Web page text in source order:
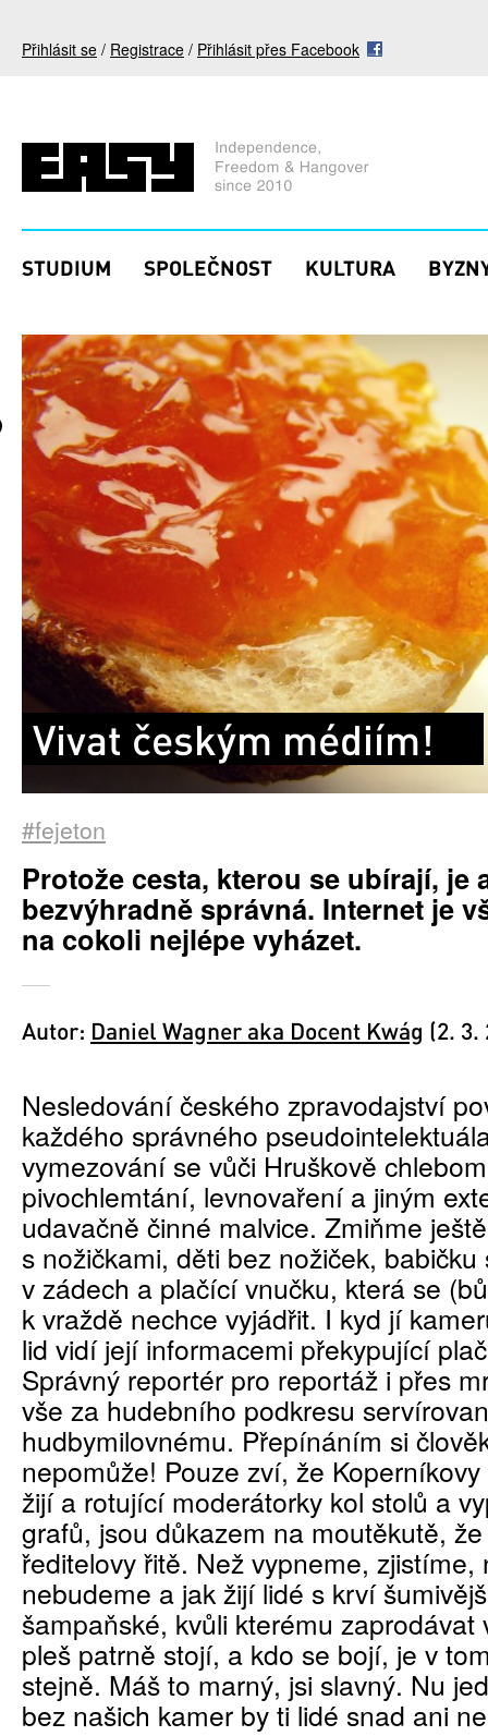
Přihlásit se / Registrace / Přihlásit přes Facebook
STUDIUM SPOLEČNOST KULTURA
Vivat českým médiím!
#fejeton
Protože cesta, kterou se ubírají, je
bezvýhradně správná. Internet je
na cokoli nejlépe vyházet.
Autor: Daniel Wagner aka Docent Kwág (2. 3.
Nesledování českého zpravodajství
každého správného
vymezování se vůči Hruškově
pivochlemtání, levnovaření a jiným
udavačně činné malvice. Zmiňme
s nožičkami, děti bez nožiček, babičku
v zádech a plačící vnučku, která se
k vraždě nechce vyjádřit. I kyd jí
lid vidí její informacemi překypující
Správný reportér pro reportáž i přes
vše za hudebního podkresu
hudbymilovnému. Přepínáním si
nepomůže! Pouze zví, že
žijí a rotující moderátorky kol stolů a
grafů, jsou důkazem na moutěkutě,
ředitelovy řitě. Než vypneme, zjistíme,
nebudeme a jak žijí lidé s krví
šampaňské, kvůli kterému zaprodávat
pleš patrně stojí, a kdo se bojí, je v
stejně. Máš to marný, jsi slavný. Nu
bez našich kamer by ti lidé snad ani